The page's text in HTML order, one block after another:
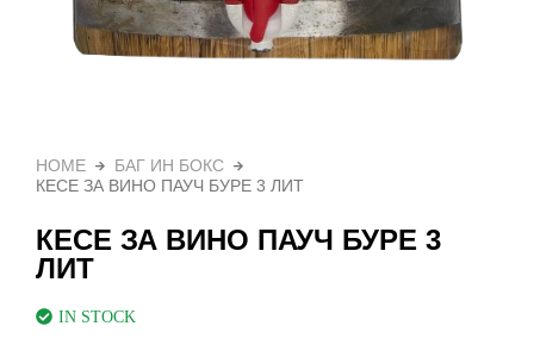
HOME
БАГ ИН БОКС
КЕСЕ ЗА ВИНО ПАУЧ БУРЕ 3 ЛИТ
КЕСЕ ЗА ВИНО ПАУЧ БУРЕ 3
ЛИТ
IN STOCK